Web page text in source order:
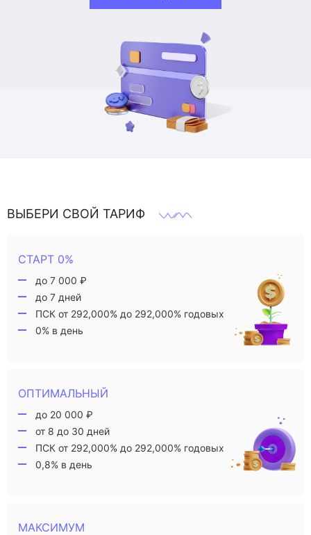
ВЫБЕРИ СВОЙ ТАРИФ
СТАРТ 0%
до 7 000 ₽
до 7 дней
ПСК от 292,000% до 292,000% годовых
0% в день
ОПТИМАЛЬНЫЙ
до 20 000 ₽
от 8 до 30 дней
ПСК от 292,000% до 292,000% годовых
0,8% в день
МАКСИМУМ